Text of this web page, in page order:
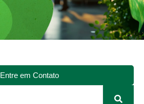
Entre em Contato